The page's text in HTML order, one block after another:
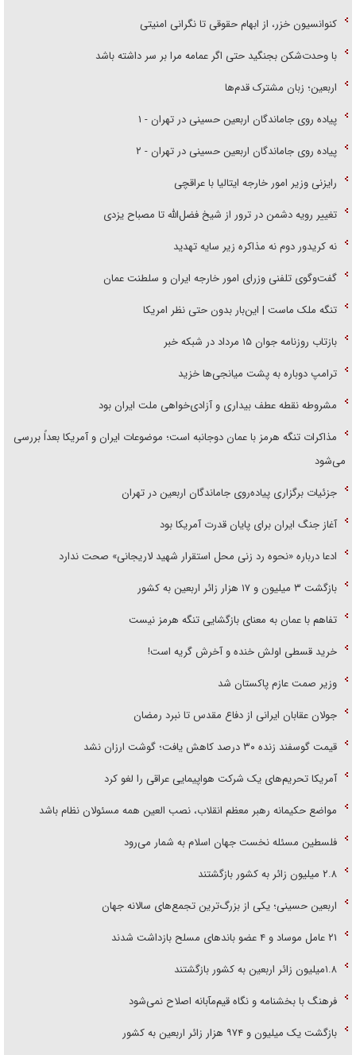
کنوانسیون خزر، از ابهام حقوقی تا نگرانی امنیتی
با وحدت‌شکن بجنگید حتی اگر عمامه مرا بر سر داشته باشد
اربعین؛ زبان مشترک قدم‌ها
پیاده روی جاماندگان اربعین حسینی در تهران - ۱
پیاده روی جاماندگان اربعین حسینی در تهران - ۲
رایزنی وزیر امور خارجه ایتالیا با عراقچی
تغییر رویه دشمن در ترور از شیخ فضل‌الله تا مصباح یزدی
نه کریدور دوم نه مذاکره زیر سایه تهدید
گفت‌وگوی تلفنی وزرای امور خارجه ایران و سلطنت عمان
تنگه ملک ماست | این‌بار بدون حتی نظر امریکا
بازتاب روزنامه جوان ۱۵ مرداد در شبکه خبر
ترامپ دوباره به پشت میانجی‌ها خزید
مشروطه نقطه عطف بیداری و آزادی‌خواهی ملت ایران بود
مذاکرات تنگه هرمز با عمان دوجانبه است؛ موضوعات ایران و آمریکا بعداً بررسی
می‌شود
جزئیات برگزاری پیاده‌روی جاماندگان اربعین در تهران
آغاز جنگ ایران برای پایان قدرت آمریکا بود
ادعا درباره «نحوه رد زنی محل استقرار شهید لاریجانی» صحت ندارد
بازگشت ۳ میلیون و ۱۷ هزار زائر اربعین به کشور
تفاهم با عمان به معنای بازگشایی تنگه هرمز نیست
خرید قسطی اولش خنده و آخرش گریه است!
وزیر صمت عازم پاکستان شد
جولان عقابان ایرانی از دفاع مقدس تا نبرد رمضان
قیمت گوسفند زنده ۳۰ درصد کاهش یافت؛ گوشت ارزان نشد
آمریکا تحریم‌های یک شرکت هواپیمایی عراقی را لغو کرد
مواضع حکیمانه رهبر معظم انقلاب، نصب العین همه مسئولان نظام باشد
فلسطین مسئله نخست جهان اسلام به شمار می‌رود
۲.۸ میلیون زائر به کشور بازگشتند
اربعین حسینی؛ یکی از بزرگ‌ترین تجمع‌های سالانه جهان
۲۱ عامل موساد و ۴ عضو باند‌های مسلح بازداشت شدند
۱.۸میلیون زائر اربعین به کشور بازگشتند
فرهنگ با بخشنامه و نگاه قیم‌مآبانه اصلاح نمی‌شود
بازگشت یک میلیون و ۹۷۴ هزار زائر اربعین به کشور